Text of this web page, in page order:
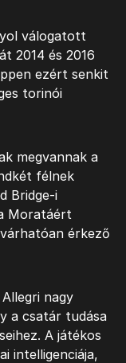
válogatott
2014 és 2016
ezért senkit
torinói
megvannak a
félnek
Bridge-i
Moratáért
érkező
nagy
a csatár tudása
A játékos
intelligenciája,